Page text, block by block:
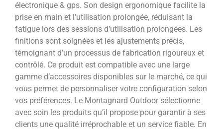
électronique & gps. Son design ergonomique facilite la
prise en main et l’utilisation prolongée, réduisant la
fatigue lors des sessions d’utilisation prolongées. Les
finitions sont soignées et les ajustements précis,
témoignant d’un processus de fabrication rigoureux et
contrôlé. Ce produit est compatible avec une large
gamme d’accessoires disponibles sur le marché, ce qui
vous permet de personnaliser votre configuration selon
vos préférences. Le Montagnard Outdoor sélectionne
avec soin les produits qu’il propose pour garantir à ses
clients une qualité irréprochable et un service fiable. En